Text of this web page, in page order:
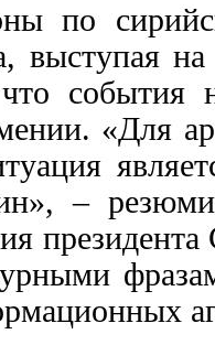
по
выступая
что
«Для
–